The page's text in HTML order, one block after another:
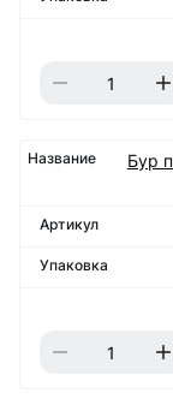
Бур